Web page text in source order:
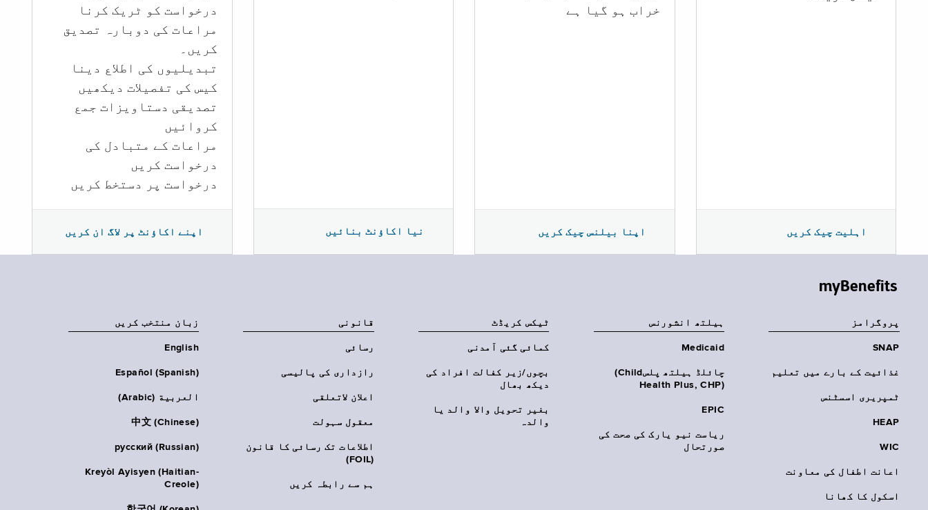
درخواست کو ٹریک کرنا
مراعات کی دوبارہ تصدیق
کریں۔
تبدیلیوں کی اطلاع دینا
کیس کی تفصیلات دیکھیں
تصدیقی دستاویزات جمع
کروائیں
مراعات کے متبادل کی
درخواست کریں
درخواست پر دستخط کریں
اپنے اکاؤنٹ پر لاگ ان کریں نیا اکاؤنٹ بنائیں
خراب ہو گيا ہے
اپنا بیلنس چیک کریں اہلیت چیک کریں
myBenefits
پروگرامز
SNAP
غذائیت کے بارے میں تعلیم
ٹمپریری اسسٹنس
HEAP
WIC
اعانت اطفال کی معاونت
اسکول کا کھانا
‏ہیلتھ انشورنس
Medicaid
چائلڈ ہیلتھ پلس‎(Child
Health Plus, CHP)‎
EPIC
ریاست نیو یارک کی صحت کی
صورتحال
ٹیکس کریڈٹ
کمائی گئی آمدنی
بچوں/زیر کفالت افراد کی
دیکھ بھال
بغیر تحویل والا والد یا
والدہ
قانونی
رسائی
رازداری کی پالیسی
اعلان لاتعلقی
معقول سہولت
اطلاعات تک رسائی کا قانون
(FOIL)
ہم سے رابطہ کریں
زبان منتخب کریں
English
Español (Spanish)
العربية (Arabic)
中文 (Chinese)
русский (Russian)
Kreyòl Ayisyen (Haitian-
Creole)